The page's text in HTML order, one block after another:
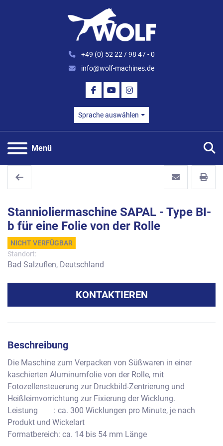
+49 (0) 52 22 / 98 47 - 0
info@wolf-machines.de
FACEBOOK
YOUTUBEINSTAGRAM
Sprache auswählen
Menü
Stannioliermaschine SAPAL - Type BI-
b für eine Folie von der Rolle
NICHT VERFÜGBAR
Standort:
Bad Salzuflen, Deutschland
KONTAKTIEREN
Beschreibung
Die Maschine zum Verpacken von Süßwaren in einer
kaschierten Aluminumfolie von der Rolle, mit
Fotozellensteuerung zur Druckbild-Zentrierung und
Heißleimvorrichtung zur Fixierung der Wicklung.
Leistung        : ca. 300 Wicklungen pro Minute, je nach
Produkt und Wickelart
Formatbereich: ca. 14 bis 54 mm Länge